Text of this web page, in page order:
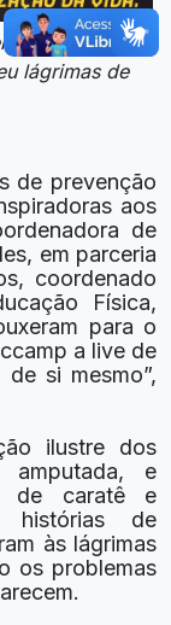
e Márcio
lágrimas de
de prevenção
aos
de
em parceria
coordenado
Física,
para o
a live de
si mesmo”,
ilustre dos
amputada, e
de caratê e
histórias de
às lágrimas
os problemas